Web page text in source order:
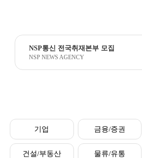
NSP통신 전국취재본부 모집
NSP NEWS AGENCY
기업 금융/증권
건설/부동산 물류/유통